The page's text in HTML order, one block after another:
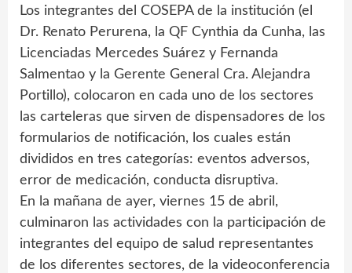
Los integrantes del COSEPA de la institución (el
Dr. Renato Perurena, la QF Cynthia da Cunha, las
Licenciadas Mercedes Suárez y Fernanda
Salmentao y la Gerente General Cra. Alejandra
Portillo), colocaron en cada uno de los sectores
las carteleras que sirven de dispensadores de los
formularios de notificación, los cuales están
divididos en tres categorías: eventos adversos,
error de medicación, conducta disruptiva.
En la mañana de ayer, viernes 15 de abril,
culminaron las actividades con la participación de
integrantes del equipo de salud representantes
de los diferentes sectores, de la videoconferencia